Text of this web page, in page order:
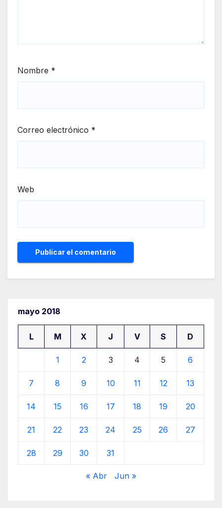
Nombre *
Correo electrónico *
Web
mayo 2018
L M X J V S D
1 2 3 4 5 6
7 8 9 10 11 12 13
14 15 16 17 18 19 20
21 22 23 24 25 26 27
28 29 30 31
« Abr Jun »